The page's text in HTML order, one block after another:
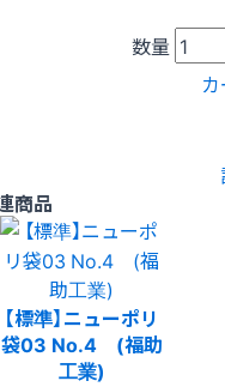
数量
商品
【標準】ニューポリ
袋03 No.4 (福助
工業)